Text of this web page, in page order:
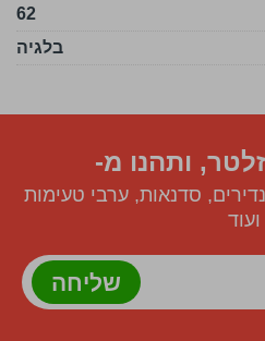
62
בלגיה
ותהנו מ-
סדנאות, ערבי טעימות
ועוד
שליחה